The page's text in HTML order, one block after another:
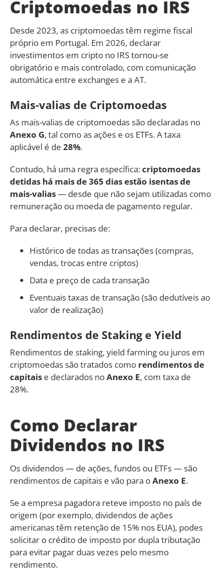
Criptomoedas no IRS
Desde 2023, as criptomoedas têm regime fiscal
próprio em Portugal. Em 2026, declarar
investimentos em cripto no IRS tornou-se
obrigatório e mais controlado, com comunicação
automática entre exchanges e a AT.
Mais-valias de Criptomoedas
As mais-valias de criptomoedas são declaradas no
Anexo G, tal como as ações e os ETFs. A taxa
aplicável é de 28%.
Contudo, há uma regra específica:criptomoedas
detidas há mais de 365 dias estão isentas de
mais-valias— desde que não sejam utilizadas como
remuneração ou moeda de pagamento regular.
Para declarar, precisas de:
Histórico de todas as transações (compras,
vendas, trocas entre criptos)
Data e preço de cada transação
Eventuais taxas de transação (são dedutíveis ao
valor de realização)
Rendimentos de Staking e Yield
Rendimentos de staking, yield farming ou juros em
criptomoedas são tratados como rendimentos de
capitais e declarados noAnexo E, com taxa de
28%.
Como Declarar
Dividendos no IRS
Os dividendos — de ações, fundos ou ETFs — são
rendimentos de capitais e vão para oAnexo E.
Se a empresa pagadora reteve imposto no país de
origem (por exemplo, dividendos de ações
americanas têm retenção de 15% nos EUA), podes
solicitar o crédito de imposto por dupla tributação
para evitar pagar duas vezes pelo mesmo
rendimento.